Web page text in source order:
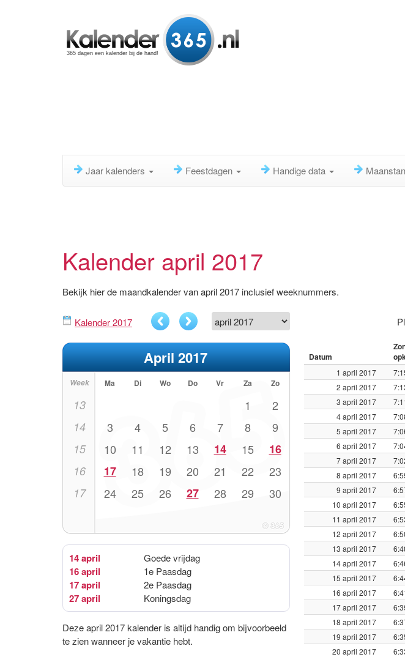
365 dagen een kalender bij de hand!
Jaar kalenders Feestdagen Handige data
Kalender april 2017
Bekijk hier de maandkalender van april 2017 inclusief weeknummers.
Kalender 2017
April 2017
Week Ma Di Wo Do Vr Za Zo
13 1 2
14 3 4 5 6 7 8 9
15 10 11 12 13 14 15 16
16 17 18 19 20 21 22 23
17 24 25 26 27 28 29 30
14 april Goede vrijdag
16 april 1e Paasdag
17 april 2e Paasdag
27 april Koningsdag
Deze april 2017 kalender is altijd handig om bijvoorbeeld
te zien wanneer je vakantie hebt.
Datum
1 april 2017
2 april 2017
3 april 2017
4 april 2017
5 april 2017
6 april 2017
7 april 2017
8 april 2017
9 april 2017
10 april 2017
11 april 2017
12 april 2017
13 april 2017
14 april 2017
15 april 2017
16 april 2017
17 april 2017
18 april 2017
19 april 2017
20 april 2017